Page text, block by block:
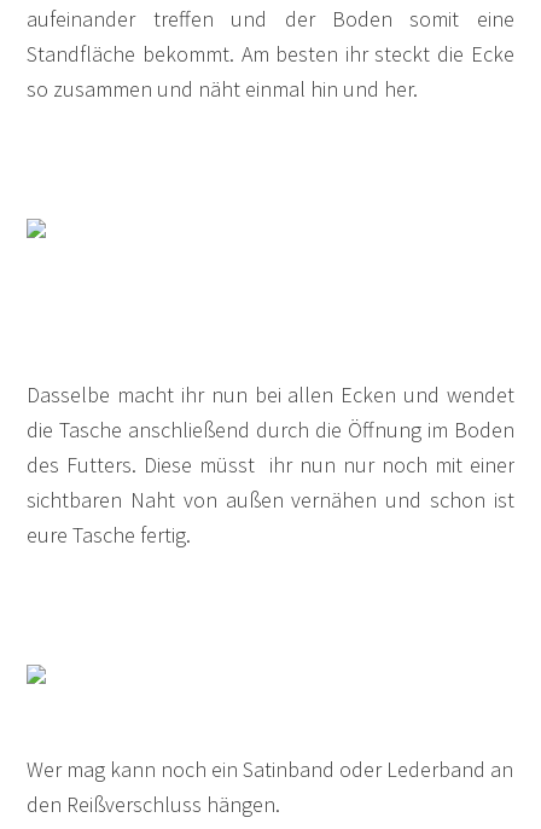
aufeinander treffen und der Boden somit eine
Standfläche bekommt. Am besten ihr steckt die Ecke
so zusammen und näht einmal hin und her.
Dasselbe macht ihr nun bei allen Ecken und wendet
die Tasche anschließend durch die Öffnung im Boden
des Futters. Diese müsst ihr nun nur noch mit einer
sichtbaren Naht von außen vernähen und schon ist
eure Tasche fertig.
Wer mag kann noch ein Satinband oder Lederband an
den Reißverschluss hängen.